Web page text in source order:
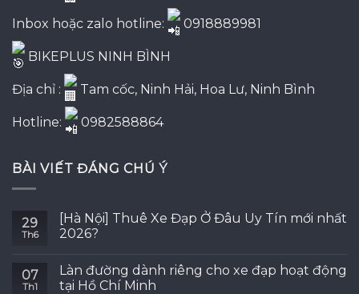
Inbox hoặc zalo hotline: 0918889981
BIKEPLUS NINH BÌNH
Địa chỉ : Tam cốc, Ninh Hải, Hoa Lư, Ninh Bình
Hotline: 0982588864
BÀI VIẾT ĐÁNG CHÚ Ý
29
Th6
[Hà Nội] Thuê Xe Đạp Ở Đâu Uy Tín mới nhất
2026?
07
Th1
Làn đường dành riêng cho xe đạp hoạt động
tại Hồ Chí Minh